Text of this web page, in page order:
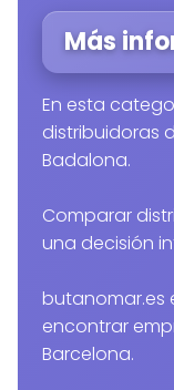
Más
En esta categoría puedes consultar empresas
distribuidoras
Badalona.
Comparar
una decisión
butanomar.es
encontrar
Barcelona.